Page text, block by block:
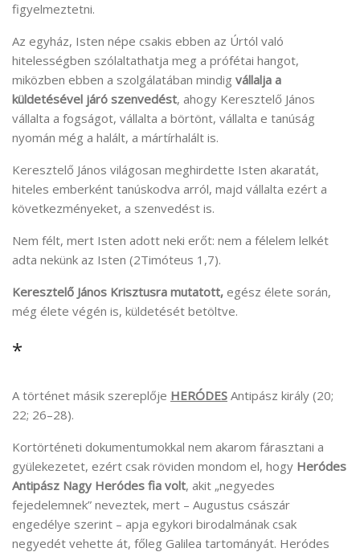
figyelmeztetni.
Az egyház, Isten népe csakis ebben az Úrtól való
hitelességben szólaltathatja meg a prófétai hangot,
miközben ebben a szolgálatában mindig vállalja a
küldetésével járó szenvedést, ahogy Keresztelő János
vállalta a fogságot, vállalta a börtönt, vállalta e tanúság
nyomán még a halált, a mártírhalált is.
Keresztelő János világosan meghirdette Isten akaratát,
hiteles emberként tanúskodva arról, majd vállalta ezért a
következményeket, a szenvedést is.
Nem félt, mert Isten adott neki erőt: nem a félelem lelkét
adta nekünk az Isten (2Timóteus 1,7).
Keresztelő János Krisztusra mutatott, egész élete során,
még élete végén is, küldetését betöltve.
*
A történet másik szereplője HERÓDES Antipász király (20;
22; 26–28).
Kortörténeti dokumentumokkal nem akarom fárasztani a
gyülekezetet, ezért csak röviden mondom el, hogy Heródes
Antipász Nagy Heródes fia volt, akit „negyedes
fejedelemnek” neveztek, mert – Augustus császár
engedélye szerint – apja egykori birodalmának csak
negyedét vehette át, főleg Galilea tartományát. Heródes